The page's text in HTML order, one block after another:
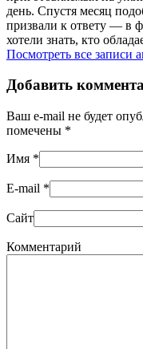
день. Спустя месяц
призвали к ответу — в
хотели знать, кто
Посмотреть все записи
Добавить
Ваш e-mail не будет
помечены *
Имя *
E-mail *
Сайт
Комментарий